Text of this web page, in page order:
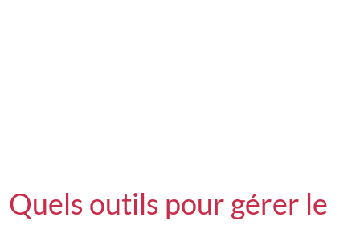
Quels outils pour gérer le